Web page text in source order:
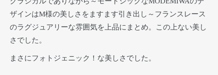
ザインはM様の美しさをますます引き出し～フランスレース
のラグジュアリーな雰囲気を上品にまとめ。この上ない美し
さでした。
まさにフォトジェニック！な美しさでした。